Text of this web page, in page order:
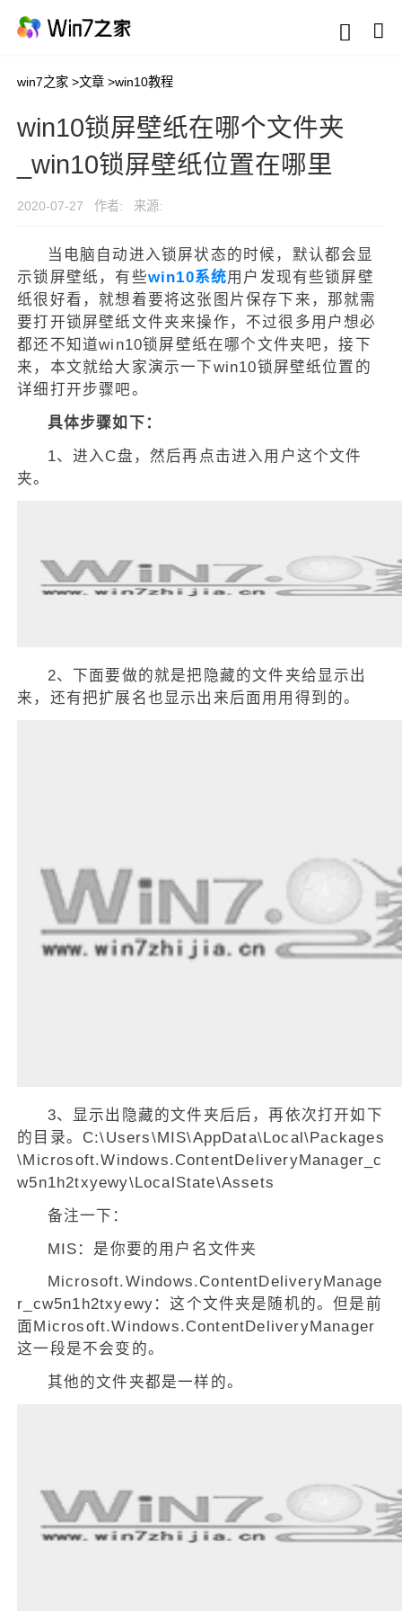
win7之家 >文章 >win10教程
win10锁屏壁纸在哪个文件夹
_win10锁屏壁纸位置在哪里
2020-07-27 作者: 来源:
当电脑自动进入锁屏状态的时候，默认都会显
示锁屏壁纸，有些win10系统用户发现有些锁屏壁
纸很好看，就想着要将这张图片保存下来，那就需
要打开锁屏壁纸文件夹来操作，不过很多用户想必
都还不知道win10锁屏壁纸在哪个文件夹吧，接下
来，本文就给大家演示一下win10锁屏壁纸位置的
详细打开步骤吧。
具体步骤如下：
1、进入C盘，然后再点击进入用户这个文件
夹。
2、下面要做的就是把隐藏的文件夹给显示出
来，还有把扩展名也显示出来后面用用得到的。
3、显示出隐藏的文件夹后后，再依次打开如下
的目录。C:\Users\MIS\AppData\Local\Packages
\Microsoft.Windows.ContentDeliveryManager_c
w5n1h2txyewy\LocalState\Assets
备注一下：
MIS：是你要的用户名文件夹
Microsoft.Windows.ContentDeliveryManage
r_cw5n1h2txyewy：这个文件夹是随机的。但是前
面Microsoft.Windows.ContentDeliveryManager
这一段是不会变的。
其他的文件夹都是一样的。